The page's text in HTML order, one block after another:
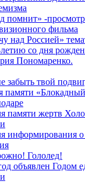
помнит» -
фильма
над Россией»
со дня
Пономаренко.
забыть твой
памяти
памяти жертв
информирования
Гололед!
объявлен Годом